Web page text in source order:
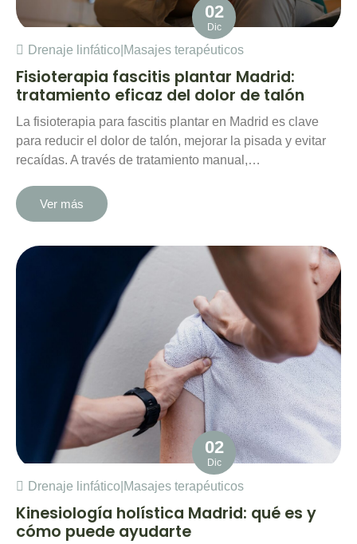
02
Dic
Drenaje linfático Masajes terapéuticos
Fisioterapia fascitis plantar Madrid:
tratamiento eficaz del dolor de talón
La fisioterapia para fascitis plantar en Madrid es clave
para reducir el dolor de talón, mejorar la pisada y evitar
recaídas. A través de tratamiento manual,…
Ver más
02
Dic
Drenaje linfático Masajes terapéuticos
Kinesiología holística Madrid: qué es y
cómo puede ayudarte